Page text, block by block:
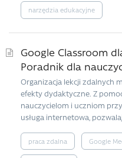
narzędzia edukacyjne
Google Classroom
Poradnik dla
Organizacja lekcji zdalnych
efekty dydaktyczne. Z
nauczycielom i uczniom
usługa internetowa,
praca zdalna Google